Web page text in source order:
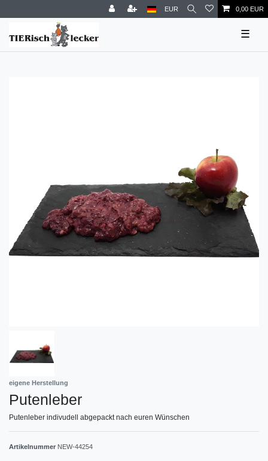
EUR 0,00 EUR
☰
eigene Herstellung
Putenleber
Putenleber indivudell abgepackt nach euren Wünschen
Artikelnummer NEW-44254